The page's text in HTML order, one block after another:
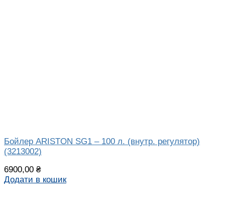
Бойлер АRISTON SG1 – 100 л. (внутр. регулятор)
(3213002)
6900,00 ₴
Додати в кошик